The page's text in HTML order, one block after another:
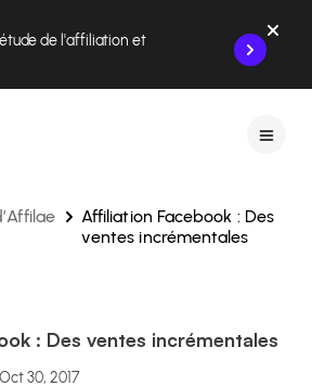
de l'affiliation et
Affiliation Facebook : Des
ventes incrémentales
: Des ventes incrémentales
Oct 30, 2017